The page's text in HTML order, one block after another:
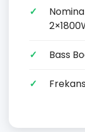
Bass